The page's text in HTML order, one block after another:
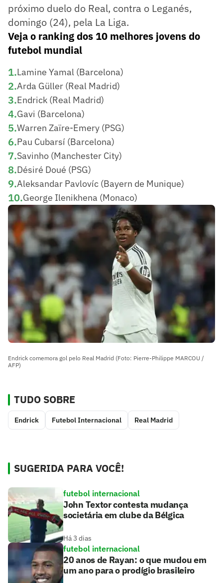
próximo duelo do Real, contra o Leganés,
domingo (24), pela La Liga.
Veja o ranking dos 10 melhores jovens do
futebol mundial
1.Lamine Yamal (Barcelona)
2.Arda Güller (Real Madrid)
3.Endrick (Real Madrid)
4.Gavi (Barcelona)
5.Warren Zaïre-Emery (PSG)
6.Pau Cubarsí (Barcelona)
7.Savinho (Manchester City)
8.Désiré Doué (PSG)
9.Aleksandar Pavlovíc (Bayern de Munique)
10.George Ilenikhena (Monaco)
Endrick comemora gol pelo Real Madrid (Foto: Pierre-Philippe MARCOU /
AFP)
TUDO SOBRE
Endrick Futebol Internacional Real Madrid
SUGERIDA PARA VOCÊ!
futebol internacional
John Textor contesta mudança
societária em clube da Bélgica
Há 3 dias
futebol internacional
20 anos de Rayan: o que mudou em
um ano para o prodígio brasileiro